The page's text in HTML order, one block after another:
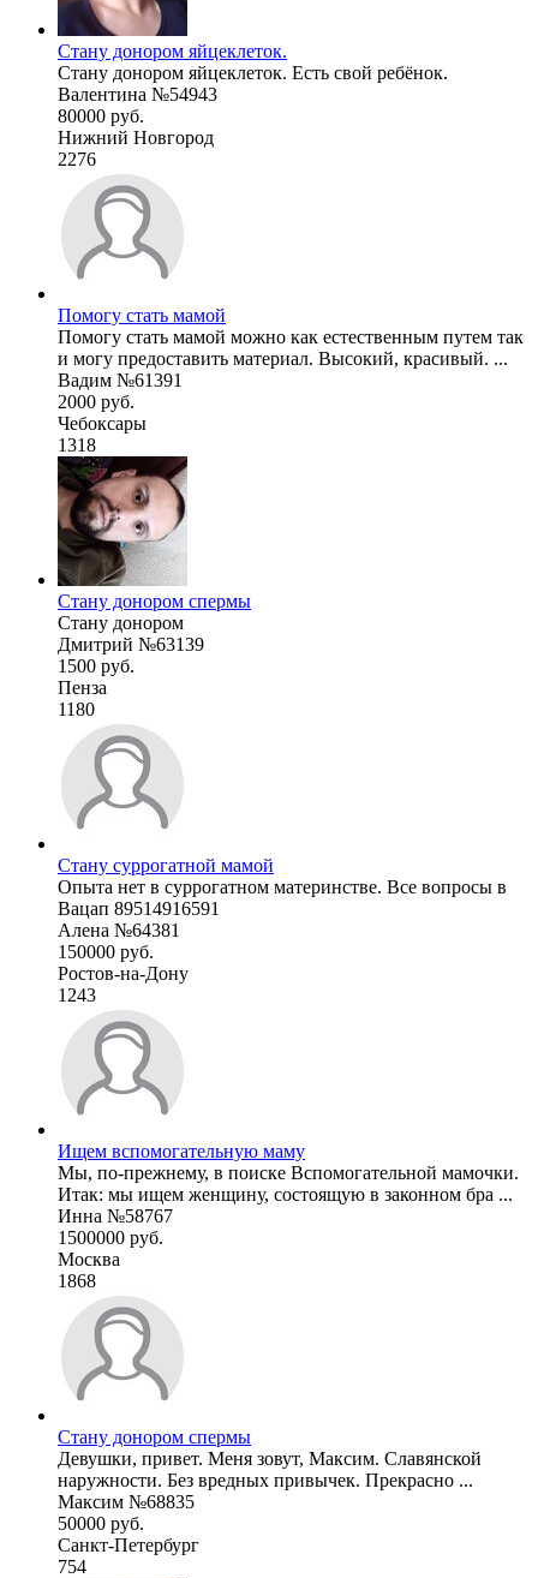
Стану донором яйцеклеток.
Стану донором яйцеклеток. Есть свой ребёнок.
Валентина №54943
80000 руб.
Нижний Новгород
2276
Помогу стать мамой
Помогу стать мамой можно как естественным путем так
и могу предоставить материал. Высокий, красивый. ...
Вадим №61391
2000 руб.
Чебоксары
1318
Стану донором спермы
Стану донором
Дмитрий №63139
1500 руб.
Пенза
1180
Стану суррогатной мамой
Опыта нет в суррогатном материнстве. Все вопросы в
Вацап 89514916591
Алена №64381
150000 руб.
Ростов-на-Дону
1243
Ищем вспомогательную маму
Мы, по-прежнему, в поиске Вспомогательной мамочки.
Итак: мы ищем женщину, состоящую в законном бра ...
Инна №58767
1500000 руб.
Москва
1868
Стану донором спермы
Девушки, привет. Меня зовут, Максим. Славянской
наружности. Без вредных привычек. Прекрасно ...
Максим №68835
50000 руб.
Санкт-Петербург
754